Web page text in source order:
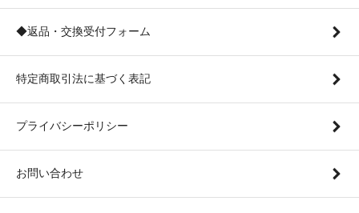
◆返品・交換受付フォーム
特定商取引法に基づく表記
プライバシーポリシー
お問い合わせ